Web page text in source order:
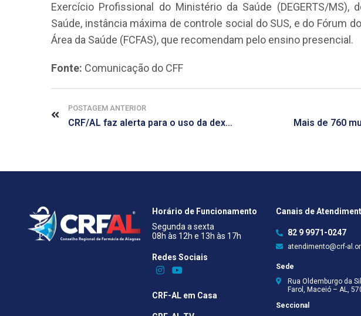
Exercício Profissional do Ministério da Saúde (DEGERTS/MS),
Saúde, instância máxima de controle social do SUS, e do Fórum
Área da Saúde (FCFAS), que recomendam pelo ensino presencial.
Fonte: Comunicação do CFF
POSTAGEM ANTERIOR
CRF/AL faz alerta para o uso da dexametasona na fase leve da Covid-19
Horário de Funcionamento
Segunda a sexta
08h às 12h e 13h às 17h
Redes Sociais​
CRF-AL em Casa
Canais de
82 9 9971-0247
atendimento@crf-
Sede
Rua Oldemburgo da
Farol, Maceió – AL,
Seccional